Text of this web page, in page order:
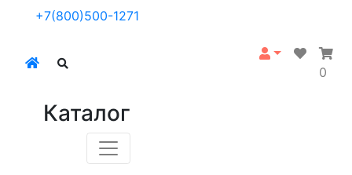
+7(800)500-1271
0
Каталог